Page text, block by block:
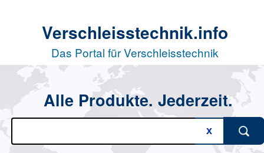
Verschleisstechnik.info
Das Portal für Verschleisstechnik
Alle Produkte. Jederzeit.